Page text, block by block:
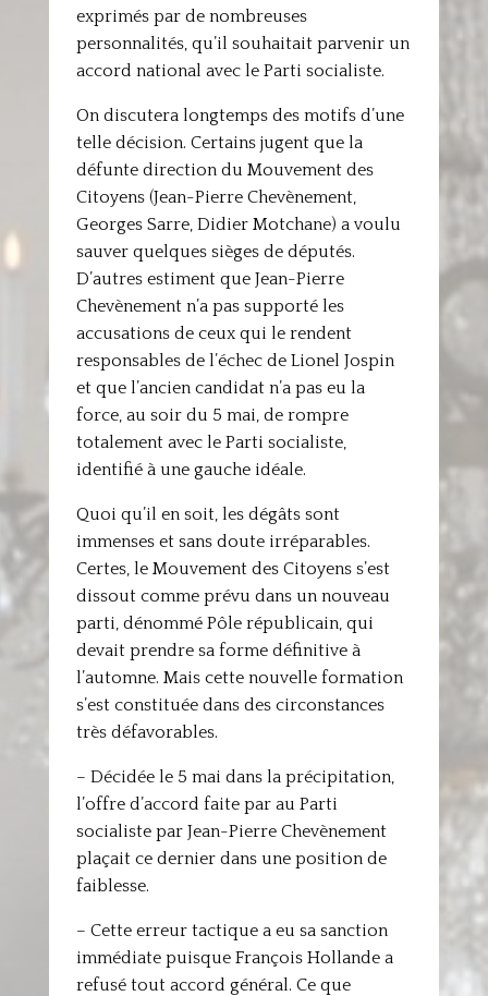
exprimés par de nombreuses
personnalités, qu’il souhaitait parvenir un
accord national avec le Parti socialiste.
On discutera longtemps des motifs d’une
telle décision. Certains jugent que la
défunte direction du Mouvement des
Citoyens (Jean-Pierre Chevènement,
Georges Sarre, Didier Motchane) a voulu
sauver quelques sièges de députés.
D’autres estiment que Jean-Pierre
Chevènement n’a pas supporté les
accusations de ceux qui le rendent
responsables de l’échec de Lionel Jospin
et que l’ancien candidat n’a pas eu la
force, au soir du 5 mai, de rompre
totalement avec le Parti socialiste,
identifié à une gauche idéale.
Quoi qu’il en soit, les dégâts sont
immenses et sans doute irréparables.
Certes, le Mouvement des Citoyens s’est
dissout comme prévu dans un nouveau
parti, dénommé Pôle républicain, qui
devait prendre sa forme définitive à
l’automne. Mais cette nouvelle formation
s’est constituée dans des circonstances
très défavorables.
– Décidée le 5 mai dans la précipitation,
l’offre d’accord faite par au Parti
socialiste par Jean-Pierre Chevènement
plaçait ce dernier dans une position de
faiblesse.
– Cette erreur tactique a eu sa sanction
immédiate puisque François Hollande a
refusé tout accord général. Ce que